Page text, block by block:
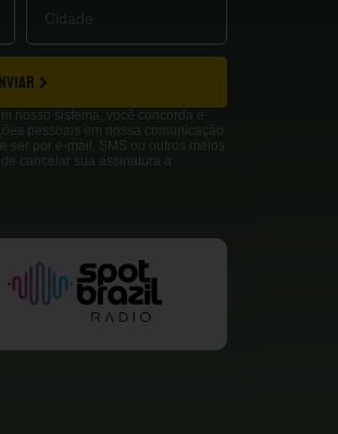
nosso sistema, você concorda e
pessoais em nossa comunicação
ser por e-mail, SMS ou outros meios
cancelar sua assinatura a